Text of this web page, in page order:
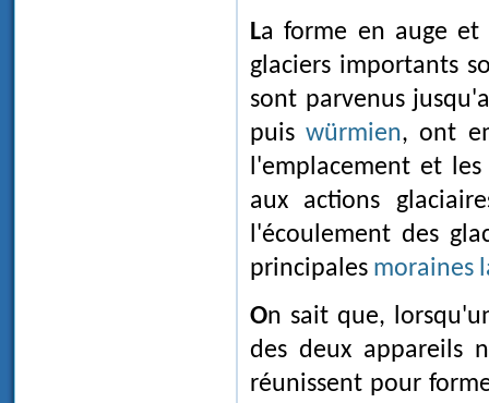
La forme en auge et la belle régularité de celle-ci montre bien qu'un ou des
glaciers importants
sont parvenus
puiswürmien, ont
l'emplacement et
aux actions
l'écoulement des
principales moraines
On sait que,
des deux appareils
réunissent pour